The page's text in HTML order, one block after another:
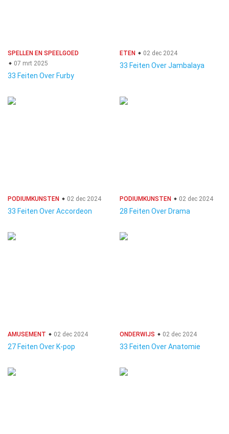
SPELLEN EN SPEELGOED
07 mrt 2025
33 Feiten Over Furby
ETEN 02 dec 2024
33 Feiten Over Jambalaya
PODIUMKUNSTEN 02 dec 2024
33 Feiten Over Accordeon
PODIUMKUNSTEN 02 dec 2024
28 Feiten Over Drama
AMUSEMENT 02 dec 2024
27 Feiten Over K-pop
ONDERWIJS 02 dec 2024
33 Feiten Over Anatomie